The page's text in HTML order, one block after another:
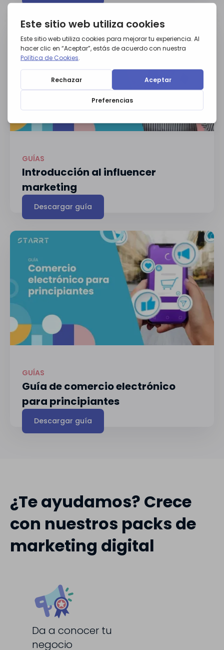
GUÍAS
Introducción al influencer
marketing
Descargar guía
GUÍAS
Guía de comercio electrónico
para principiantes
Descargar guía
¿Te ayudamos? Crece
con nuestros packs de
marketing digital
Da a conocer tu
negocio